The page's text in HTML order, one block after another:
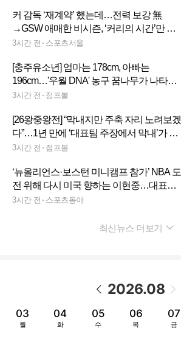
커 감독 ‘재계약’ 했는데…전력 보강 無
→GSW 애매한 비시즌, ‘커리의 시간’만 줄
어든다 [SS시선집중]
3시간 전 스포츠서울
[충주유소년] 엄마는 178cm, 아빠는
196cm…'우월 DNA' 농구 꿈나무가 나타났
다
3시간 전 점프볼
[26왕중왕전] “막내지만 주축 자리 노려보겠
다”…1년 만에 ‘대표팀 주장에서 막내’가 된
김담희
3시간 전 점프볼
‘뉴올리언스·보스턴 미니캠프 참가’ NBA 도
전 위해 다시 미국 향하는 이현중…대표팀
은 AG 조별리그서 ‘한일전’
3시간 전 스포츠동아
최신뉴스 더보기
2026.08
03
월
04
화
05
수
06
목
07
금